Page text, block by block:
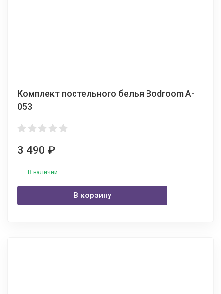
Комплект постельного белья Bodroom A-
053
3 490 ₽
В наличии
В корзину